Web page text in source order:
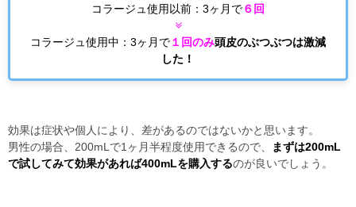
コラージュ使用以前：3ヶ月で６回
コラージュ使用中：3ヶ月で１回のみ頭皮のぶつぶつは激減
した！
効果は症状や個人により、差があるのではないかと思います。
男性の場合、200mLで1ヶ月半程度使用できるので、
まずは200mL
で試してみて効果があれば400mLを購入するのが良いでしょう。